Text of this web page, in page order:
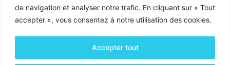
de navigation et analyser notre trafic. En cliquant sur « Tout
accepter », vous consentez à notre utilisation des cookies.
Accepter tout
Besoin d'aide ou d'un renseignement?